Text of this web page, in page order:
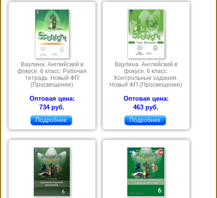
Ваулина. Английский в
фокусе. 6 класс. Рабочая
тетрадь. Новый ФП
(Просвещение)
Оптовая цена:
734 руб.
Подробнее
Ваулина. Английский в
фокусе. 6 класс.
Контрольные задания.
Новый ФП (Просвещение)
Оптовая цена:
463 руб.
Подробнее